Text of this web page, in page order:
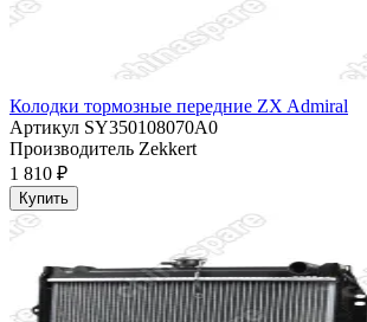
Колодки тормозные передние ZX Admiral
Артикул SY350108070A0
Производитель Zekkert
1 810 ₽
Купить